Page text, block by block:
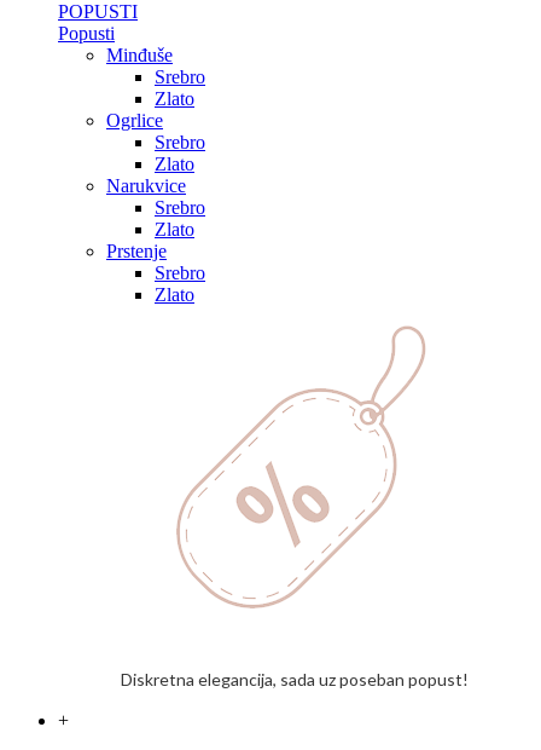
POPUSTI
Popusti
Minđuše
Srebro
Zlato
Ogrlice
Srebro
Zlato
Narukvice
Srebro
Zlato
Prstenje
Srebro
Zlato
Diskretna elegancija, sada uz poseban popust!
+